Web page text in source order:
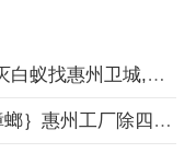
惠州灭鼠公司-杀蚊虫除蟑螂灭鼠灭白蚁找惠州卫城,优质高效专业惠州杀虫公司
惠城灭鼠公司｛惠城水口工厂杀蟑螂｝惠州工厂除四害公司,惠州杀虫公司专注虫害服务